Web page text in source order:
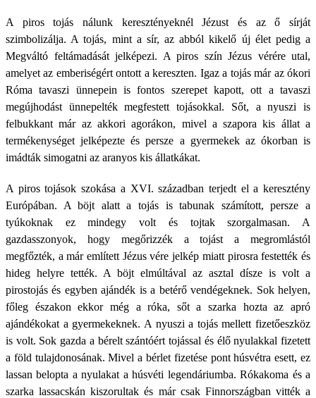
A piros tojás nálunk keresztényeknél Jézust és az ő sírját
szimbolizálja. A tojás, mint a sír, az abból kikelő új élet pedig a
Megváltó feltámadását jelképezi. A piros szín Jézus vérére utal,
amelyet az emberiségért ontott a kereszten. Igaz a tojás már az ókori
Róma tavaszi ünnepein is fontos szerepet kapott, ott a tavaszi
megújhodást ünnepelték megfestett tojásokkal. Sőt, a nyuszi is
felbukkant már az akkori agorákon, mivel a szapora kis állat a
termékenységet jelképezte és persze a gyermekek az ókorban is
imádták simogatni az aranyos kis állatkákat.
A piros tojások szokása a XVI. században terjedt el a keresztény
Európában. A böjt alatt a tojás is tabunak számított, persze a
tyúkoknak ez mindegy volt és tojtak szorgalmasan. A
gazdasszonyok, hogy megőrizzék a tojást a megromlástól
megfőzték, a már említett Jézus vére jelkép miatt pirosra festették és
hideg helyre tették. A böjt elmúltával az asztal dísze is volt a
pirostojás és egyben ajándék is a betérő vendégeknek. Sok helyen,
főleg északon ekkor még a róka, sőt a szarka hozta az apró
ajándékokat a gyermekeknek. A nyuszi a tojás mellett fizetőeszköz
is volt. Sok gazda a bérelt szántóért tojással és élő nyulakkal fizetett
a föld tulajdonosának. Mivel a bérlet fizetése pont húsvétra esett, ez
lassan belopta a nyulakat a húsvéti legendáriumba. Rókakoma és a
szarka lassacskán kiszorultak és már csak Finnországban vitték a